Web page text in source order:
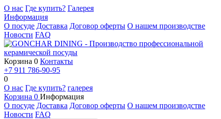
О нас Где купить? Галерея
Информация
О посуде Доставка Договор оферты О нашем производстве
Новости FAQ
Корзина 0 Контакты
+7 911 786-90-95
0
О нас Где купить? галерея
Корзина 0 Информация
О посуде Доставка Договор оферты О нашем производстве
Новости FAQ